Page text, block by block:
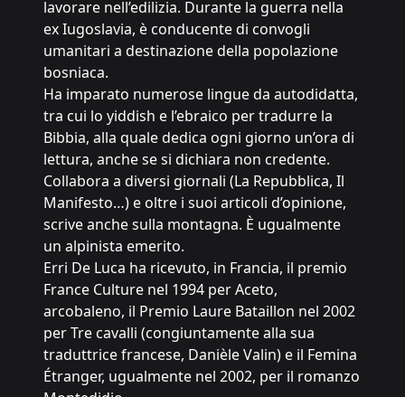
lavorare nell’edilizia. Durante la guerra nella
ex Iugoslavia, è conducente di convogli
umanitari a destinazione della popolazione
bosniaca.
Ha imparato numerose lingue da autodidatta,
tra cui lo yiddish e l’ebraico per tradurre la
Bibbia, alla quale dedica ogni giorno un’ora di
lettura, anche se si dichiara non credente.
Collabora a diversi giornali (La Repubblica, Il
Manifesto…) e oltre i suoi articoli d’opinione,
scrive anche sulla montagna. È ugualmente
un alpinista emerito.
Erri De Luca ha ricevuto, in Francia, il premio
France Culture nel 1994 per Aceto,
arcobaleno, il Premio Laure Bataillon nel 2002
per Tre cavalli (congiuntamente alla sua
traduttrice francese, Danièle Valin) e il Femina
Étranger, ugualmente nel 2002, per il romanzo